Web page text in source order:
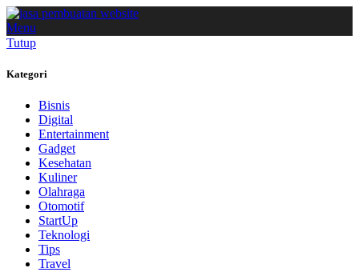
Menu
Tutup
Kategori
Bisnis
Digital
Entertainment
Gadget
Kesehatan
Kuliner
Olahraga
Otomotif
StartUp
Teknologi
Tips
Travel